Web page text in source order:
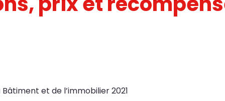
et de l’immobilier 2021